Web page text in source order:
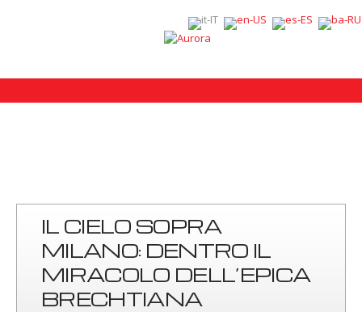
IL CIELO SOPRA
MILANO: DENTRO IL
MIRACOLO DELL’EPICA
BRECHTIANA